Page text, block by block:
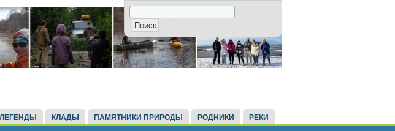
ЛЕГЕНДЫ КЛАДЫ ПАМЯТНИКИ ПРИРОДЫ РОДНИКИ РЕКИ